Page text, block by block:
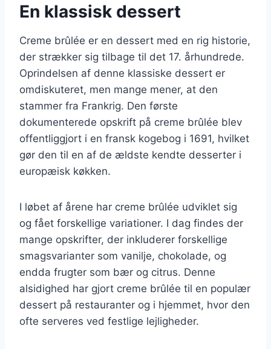
En klassisk dessert
Creme brûlée er en dessert med en rig historie,
der strækker sig tilbage til det 17. århundrede.
Oprindelsen af denne klassiske dessert er
omdiskuteret, men mange mener, at den
stammer fra Frankrig. Den første
dokumenterede opskrift på creme brûlée blev
offentliggjort i en fransk kogebog i 1691, hvilket
gør den til en af de ældste kendte desserter i
europæisk køkken.
I løbet af årene har creme brûlée udviklet sig
og fået forskellige variationer. I dag findes der
mange opskrifter, der inkluderer forskellige
smagsvarianter som vanilje, chokolade, og
endda frugter som bær og citrus. Denne
alsidighed har gjort creme brûlée til en populær
dessert på restauranter og i hjemmet, hvor den
ofte serveres ved festlige lejligheder.